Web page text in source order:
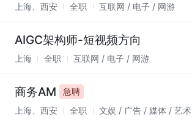
上海、西安 全职 互联网 / 电子 / 网游
AIGC架构师-短视频方向
上海 全职 互联网 / 电子 / 网游
商务AM
急聘
上海、西安
全职 文娱 / 广告 / 媒体 / 艺术